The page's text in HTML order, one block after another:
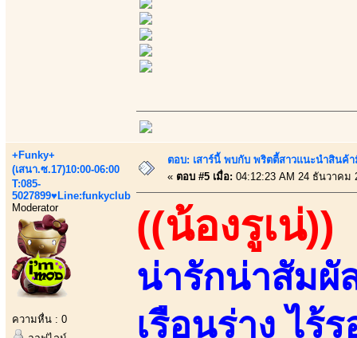
+Funky+
(เสนา.ซ.17)10:00-06:00
T:085-
5027899♥Line:funkyclub
Moderator
ความหื่น : 0
ตอบ: เสาร์นี้ พบกับ พริตตี้สาวแนะนำสินค้
« ตอบ #5 เมื่อ: 04:12:23 AM 24 ธันวาคม
((น้องรูเน่))
น่ารักน่าสัมผั
เรือนร่าง ไร้